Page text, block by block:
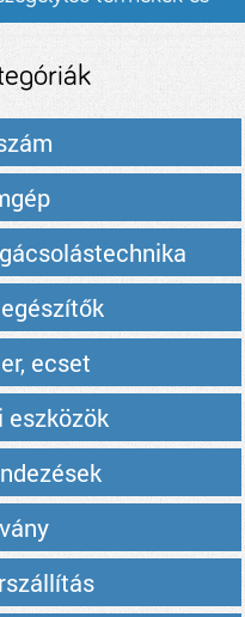
ecset
eszközök